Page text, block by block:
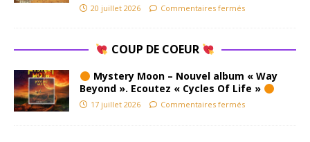
20 juillet 2026 Commentaires fermés
COUP DE COEUR
Mystery Moon – Nouvel album « Way
Beyond ». Ecoutez « Cycles Of Life »
17 juillet 2026 Commentaires fermés